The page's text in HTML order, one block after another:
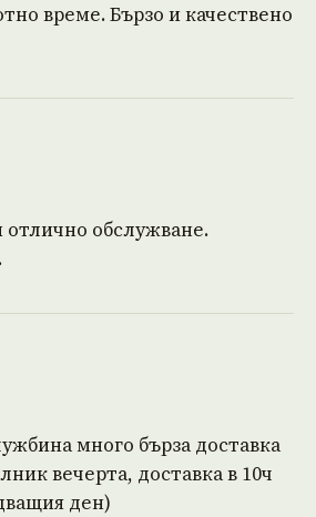
време. Бързо и качествено
обслужване.
много бърза доставка
вечерта, доставка в 10ч
ден)